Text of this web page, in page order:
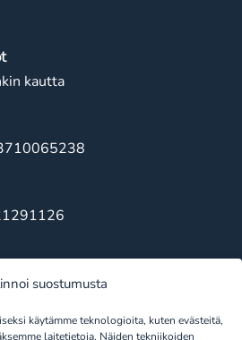
suostumusta
käytämme teknologioita, kuten evästeitä,
laitetietoja. Näiden tekniikoiden
kautta